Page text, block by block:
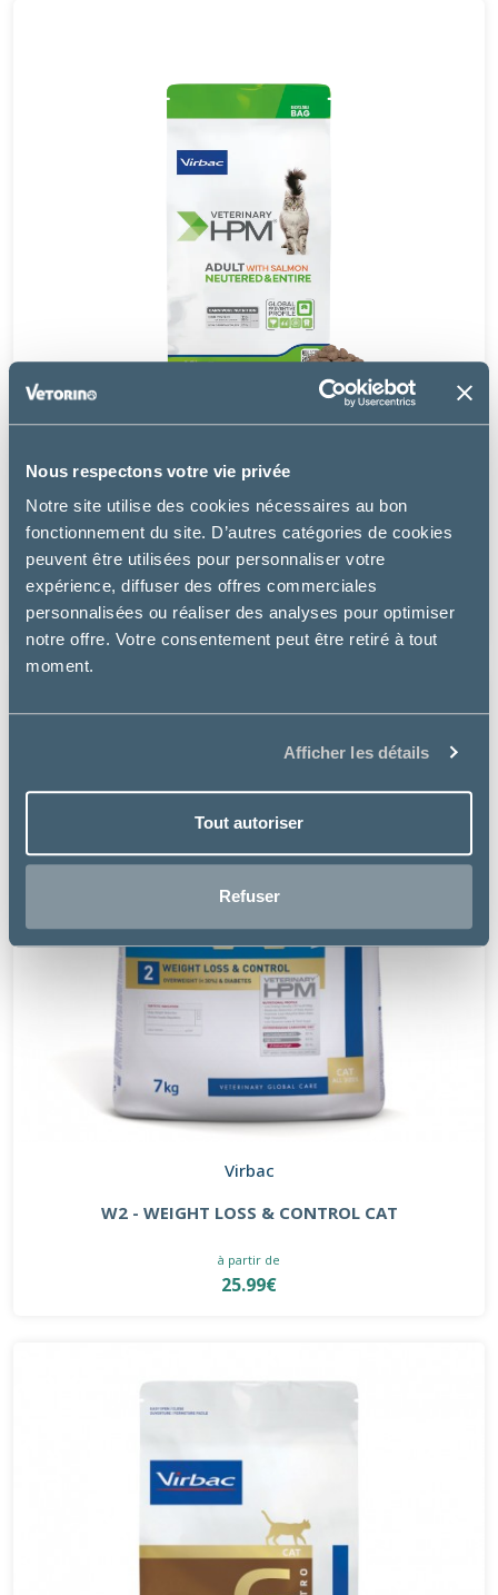
Nous respectons votre vie privée
Notre site utilise des cookies nécessaires au bon
fonctionnement du site. D’autres catégories de cookies
peuvent être utilisées pour personnaliser votre
expérience, diffuser des offres commerciales
personnalisées ou réaliser des analyses pour optimiser
notre offre. Votre consentement peut être retiré à tout
moment.
Afficher les détails
Tout autoriser
Refuser
Virbac
ADULT NEUTERED & ENTIRE CAT SAUMON
à partir de
23.99€
Virbac
W2 - WEIGHT LOSS & CONTROL CAT
à partir de
25.99€